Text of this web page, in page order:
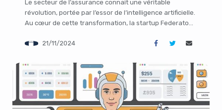
Le secteur de l’assurance connait une véritable
révolution, portée par l’essor de l’intelligence artificielle.
Au cœur de cette transformation, la startup Federato
d’aide à la souscription. Cette levée de fonds
pour optimiser l’analyse des risques dans l’assurance.
[…]
21/11/2024
It looks like you're
using an ad-blocker!